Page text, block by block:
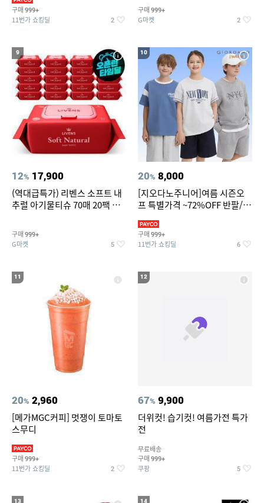
구매 999+
11번가 쇼킹딜 2
구매 999+
G마켓 2
9
12% 17,900
(역대급특가) 리벤스 소프트 내
추럴 아기물티슈 70매 20팩 캡
구매 999+
G마켓 5
10
20% 8,000
[지오다노주니어]여름 시즌오
프 특별가격 ~72%OFF 반팔/반
구매 999+
11번가 쇼킹딜 6
11
20% 2,960
[메가MGC커피] 멋쟁이 토마토
스무디
구매 999+
11번가 쇼킹딜 2
12
67% 9,900
더위컷! 습기컷! 여름가전 특가
전
무료배송
구매 999+
쿠팡 5
13 14